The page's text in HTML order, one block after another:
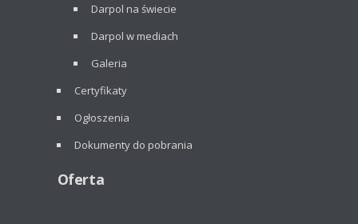
Darpol na świecie
Darpol w mediach
Galeria
Certyfikaty
Ogłoszenia
Dokumenty do pobrania
Oferta